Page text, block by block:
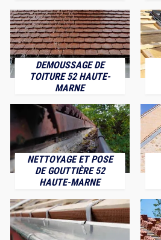
DEMOUSSAGE DE
TOITURE 52 HAUTE-
MARNE
NETTOYAGE ET POSE
DE GOUTTIÈRE 52
HAUTE-MARNE